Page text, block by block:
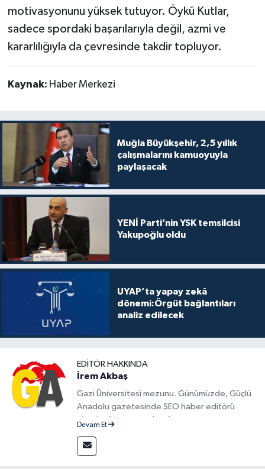
motivasyonunu yüksek tutuyor. Öykü Kutlar,
sadece spordaki başarılarıyla değil, azmi ve
kararlılığıyla da çevresinde takdir topluyor.
Kaynak: Haber Merkezi
Muğla Büyükşehir, 2,5 yıllık
çalışmalarını kamuoyuyla
paylaşacak
YENİ Parti’nin YSK temsilcisi
Yakupoğlu oldu
UYAP’ta yapay zekâ
dönemi:Örgüt bağlantıları
analiz edilecek
EDITÖR HAKKINDA
İrem Akbaş
Gazi Üniversitesi mezunu. Günümüzde, Güçlü
Anadolu gazetesinde SEO haber editörü
olarak görev yapmaktadır.
Devam Et